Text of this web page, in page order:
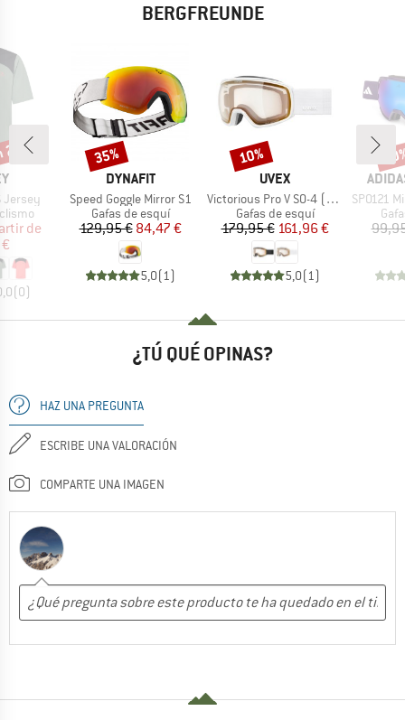
BERGFREUNDE
Jersey
reducido
de
(0)
MARCA
DYNAFIT
Artículo
Speed Goggle Mirror S1
Product group
Gafas de esquí
Precio
129,95 €Precio reducido
84,47 €
5,0(1)
Descuento
35%
MARCA
UVEX
Artículo
Victorious Pro V S0-4 (VLT 7-81%)
Product group
Gafas de esquí
Precio
179,95 €Precio reducido
161,96 €
5,0(1)
Descuento
10%
Artículo
SP0121
¿TÚ QUÉ OPINAS?
HAZ UNA PREGUNTA
ESCRIBE UNA VALORACIÓN
COMPARTE UNA IMAGEN